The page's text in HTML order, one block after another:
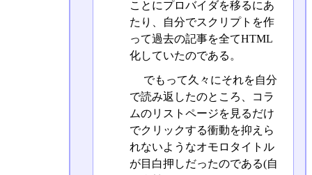
ことにプロバイダを移るにあ
たり、自分でスクリプトを作
って過去の記事を全てHTML
化していたのである。
でもって久々にそれを自分
で読み返したのところ、コラ
ムのリストページを見るだけ
でクリックする衝動を抑えら
れないようなオモロタイトル
が目白押しだったのである(自